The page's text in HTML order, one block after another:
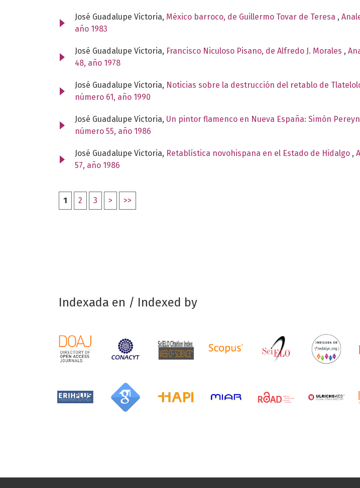
José Guadalupe Victoria, México barroco, de Guillermo Tovar de Teresa ,
año 1983
José Guadalupe Victoria, Francisco Niculoso Pisano, de Alfredo J. Morales ,
48, año 1978
José Guadalupe Victoria, Noticias sobre la destrucción del retablo de
número 61, año 1990
José Guadalupe Victoria, Un pintor flamenco en Nueva España: Simón
número 55, año 1986
José Guadalupe Victoria, Retablística novohispana en el Estado de Hidalgo ,
57, año 1986
1 2 3 > >>
Indexada en / Indexed by